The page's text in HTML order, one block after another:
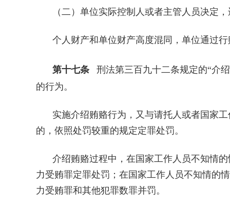
（二）单位实际控制人或者主管人员决定
个人财产和单位财产高度混同，单位通过
第十七条 刑法第三百九十二条规定的“介
的行为。
实施介绍贿赂行为，又与请托人或者国家
的，依照处罚较重的规定定罪处罚。
介绍贿赂过程中，在国家工作人员不知情
力受贿罪定罪处罚；在国家工作人员不知情的
力受贿罪和其他犯罪数罪并罚。